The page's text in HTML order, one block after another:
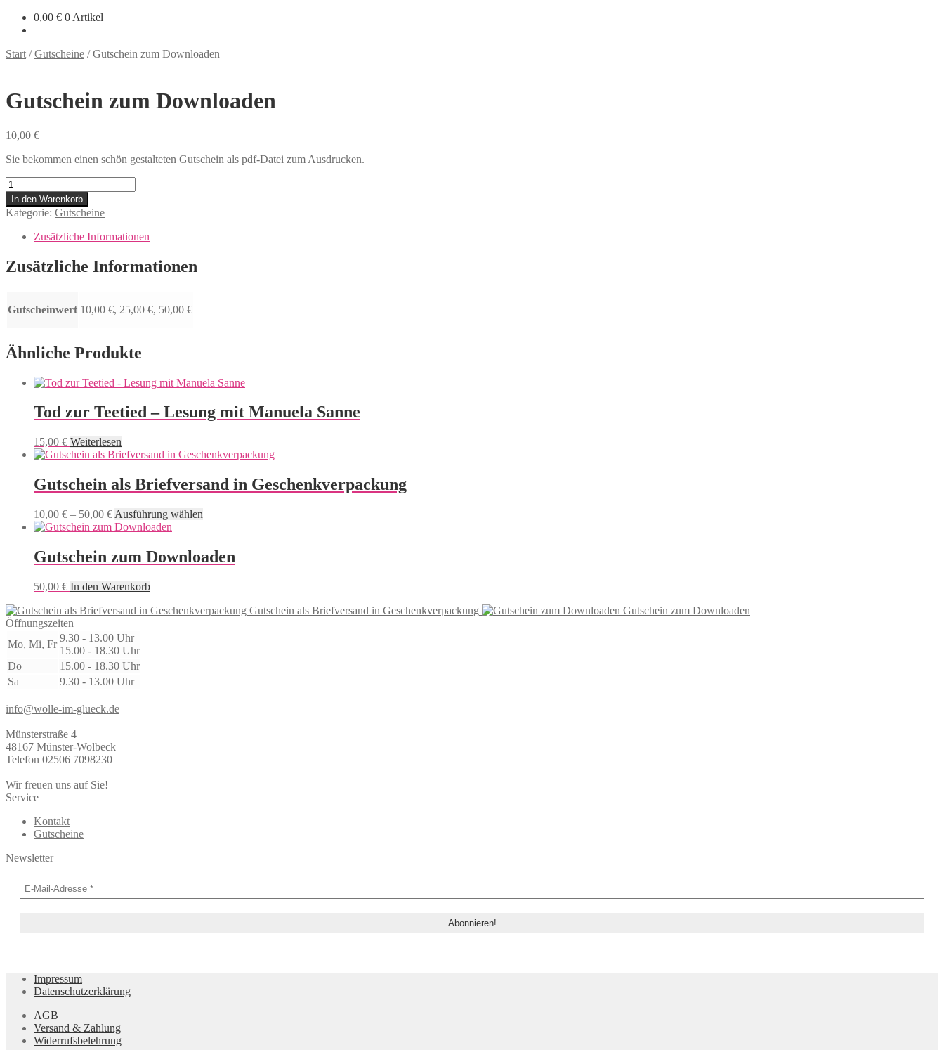
0,00 € 0 Artikel
Start /Gutscheine /Gutschein zum Downloaden
Gutschein zum Downloaden
10,00 €
Sie bekommen einen schön gestalteten Gutschein als pdf-Datei zum Ausdrucken.
Gutschein
zum
Downloaden
Menge
In den Warenkorb
Kategorie: Gutscheine
Zusätzliche Informationen
Zusätzliche Informationen
Gutscheinwert 10,00 €, 25,00 €, 50,00 €
Ähnliche Produkte
Tod zur Teetied – Lesung mit Manuela Sanne
15,00 € Weiterlesen
Gutschein als Briefversand in Geschenkverpackung
10,00 € – 50,00 €Preisspanne:
10,00 €
Ausführung wählen
mehrere
Varianten
können
Gutschein zum Downloaden
50,00 € In den Warenkorb
Gutschein als Briefversand in Geschenkverpackung
Gutschein zum Downloaden
Öffnungszeiten
Mo, Mi, Fr
9.30 - 13.00 Uhr
15.00 - 18.30 Uhr
Do
15.00 - 18.30 Uhr
Sa
9.30 - 13.00 Uhr
info@wolle-im-glueck.de
Münsterstraße 4
48167 Münster-Wolbeck
Telefon 02506 7098230
Wir freuen uns auf Sie!
Service
Kontakt
Gutscheine
Newsletter
Impressum
Datenschutzerklärung
AGB
Versand & Zahlung
Widerrufsbelehrung